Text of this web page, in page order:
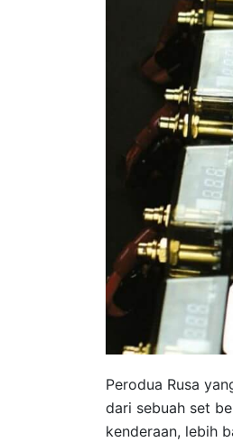
Perodua Rusa
dari sebuah set
kenderaan, lebih